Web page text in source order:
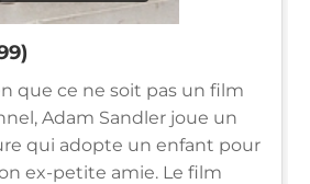
que ce ne soit pas un film
Adam Sandler joue un
qui adopte un enfant pour
ex-petite amie. Le film